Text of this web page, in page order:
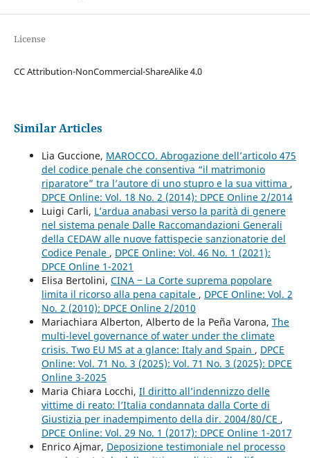
License
CC Attribution-NonCommercial-ShareAlike 4.0
Similar Articles
Lia Guccione, MAROCCO. Abrogazione dell’articolo 475
del codice penale che consentiva “il matrimonio
riparatore” tra l’autore di uno stupro e la sua vittima ,
DPCE Online: Vol. 18 No. 2 (2014): DPCE Online 2/2014
Luigi Carli, L’ardua anabasi verso la parità di genere
nel sistema penale Dalle Raccomandazioni Generali
della CEDAW alle nuove fattispecie sanzionatorie del
Codice Penale , DPCE Online: Vol. 46 No. 1 (2021):
DPCE Online 1-2021
Elisa Bertolini, CINA ‒ La Corte suprema popolare
limita il ricorso alla pena capitale , DPCE Online: Vol. 2
No. 2 (2010): DPCE Online 2/2010
Mariachiara Alberton, Alberto de la Peña Varona, The
multi-level governance of water under the climate
crisis. Two EU MS at a glance: Italy and Spain , DPCE
Online: Vol. 71 No. 3 (2025): Vol. 71 No. 3 (2025): DPCE
Online 3-2025
Maria Chiara Locchi, Il diritto all’indennizzo delle
vittime di reato: l’Italia condannata dalla Corte di
Giustizia per inadempimento della dir. 2004/80/CE ,
DPCE Online: Vol. 29 No. 1 (2017): DPCE Online 1-2017
Enrico Ajmar, Deposizione testimoniale nel processo